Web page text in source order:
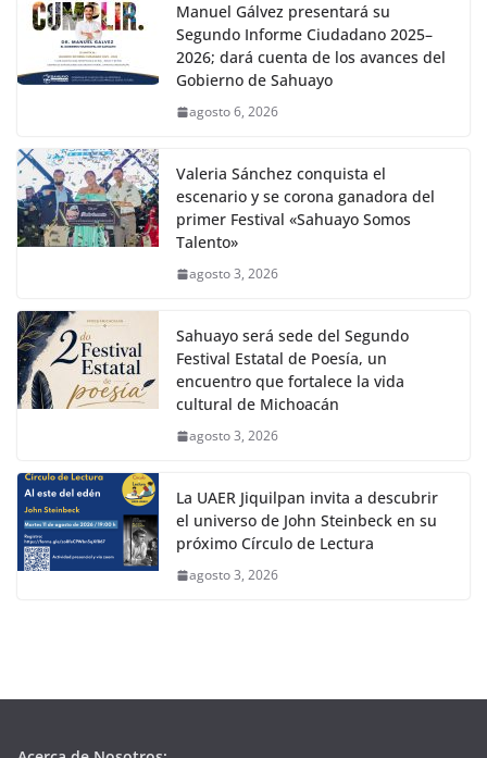
Manuel Gálvez presentará su
Segundo Informe Ciudadano 2025–
2026; dará cuenta de los avances del
Gobierno de Sahuayo
agosto 6, 2026
Valeria Sánchez conquista el
escenario y se corona ganadora del
primer Festival «Sahuayo Somos
Talento»
agosto 3, 2026
Sahuayo será sede del Segundo
Festival Estatal de Poesía, un
encuentro que fortalece la vida
cultural de Michoacán
agosto 3, 2026
La UAER Jiquilpan invita a descubrir
el universo de John Steinbeck en su
próximo Círculo de Lectura
agosto 3, 2026